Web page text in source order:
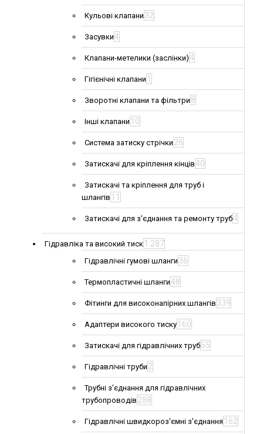
Кульові клапани 32
Засувки4
Клапани-метелики (заслінки)4
Гігієнічні клапани 1
Зворотні клапани та фільтри 8
Інші клапани 10
Система затиску стрічки 26
Затискачі для кріплення кінців40
Затискачі та кріплення для труб і
шлангів 11
Затискачі для з'єднання та ремонту труб4
Гідравліка та високий тиск 1 287
Гідравлічні гумові шланги 36
Термопластичні шланги48
Фітинги для високонапірних шлангів 339
Адаптери високого тиску 160
Затискачі для гідравлічних труб55
Гідравлічні труби 2
Трубні з'єднання для гідравлічних
трубопроводів 288
Гідравлічні швидкороз'ємні з'єднання 162